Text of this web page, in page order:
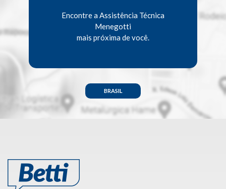
Encontre a Assistência Técnica
Menegotti
mais próxima de você.
BRASIL